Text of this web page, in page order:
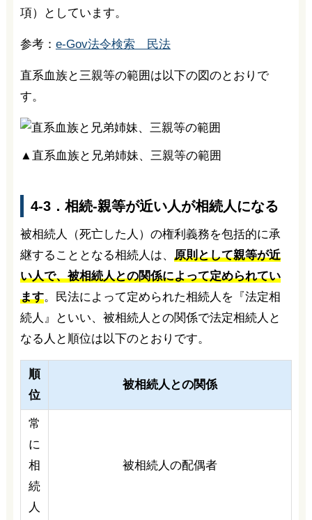
項）としています。
参考： e-Gov法令検索 民法
直系血族と三親等の範囲は以下の図のとおりで
す。
▲直系血族と兄弟姉妹、三親等の範囲
4-3．相続-親等が近い人が相続人になる
被相続人（死亡した人）の権利義務を包括的に承
継することとなる相続人は、 原則として親等が近
い人で、被相続人との関係によって定められてい
ます。民法によって定められた相続人を『法定相
続人』といい、被相続人との関係で法定相続人と
なる人と順位は以下のとおりです。
順
位
被相続人との関係
常
に
相
続
人
被相続人の配偶者